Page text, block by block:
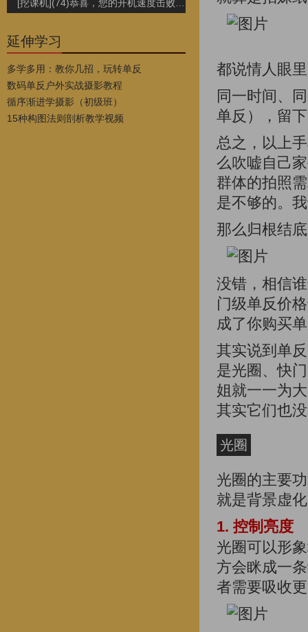
延伸学习
多学多用：教你几招，玩转单反
数码单反户外实战摄影教程
循序渐进学摄影（初级班）
15种构图法则剖析教学视频
都说情人眼
同一时间、
单反），留
总之，以上
么吹嘘自己
群体的拍照
是不够的。
那么归根结
没错，相信
门级单反价
成了你购买
其实说到单
是光圈、快
姐就一一为
其实它们也
光圈
光圈的主要
就是背景虚
1. 控制亮度
光圈可以形
方会眯成一
者需要吸收